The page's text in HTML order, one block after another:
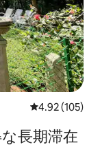
レビュー105
4.92 (105)
長⁠期⁠滞⁠在